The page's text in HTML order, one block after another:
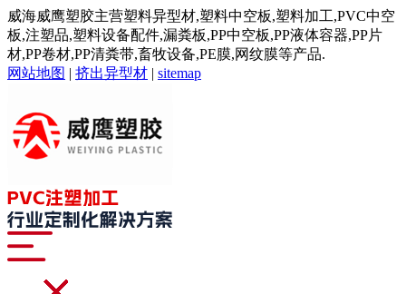
威海威鹰塑胶主营塑料异型材,塑料中空板,塑料加工,PVC中空
板,注塑品,塑料设备配件,漏粪板,PP中空板,PP液体容器,PP片
材,PP卷材,PP清粪带,畜牧设备,PE膜,网纹膜等产品.
网站地图 | 挤出异型材 | sitemap